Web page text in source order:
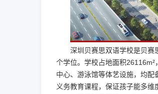
深圳贝赛思双语学校是贝赛
个学位。学校占地面积
中心、游泳馆等体艺设施，均
义务教育课程，保证孩子能多维